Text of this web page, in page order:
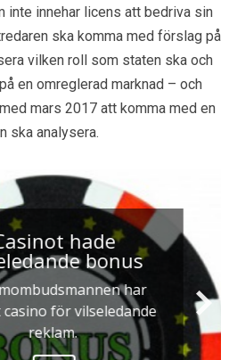
inte innehar licens att bedriva sin
ska komma med förslag på
vilken roll som staten ska och
en omreglerad marknad – och
mars 2017 att komma med en
ska analysera.
hade
bonus
har
för vilseledande
reklam.